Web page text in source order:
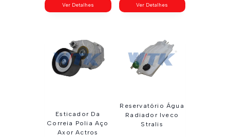
Ver Detalhes Ver Detalhes
Esticador Da
Correia Polia Aço
Axor Actros
Reservatório Água
Radiador Iveco
Stralis